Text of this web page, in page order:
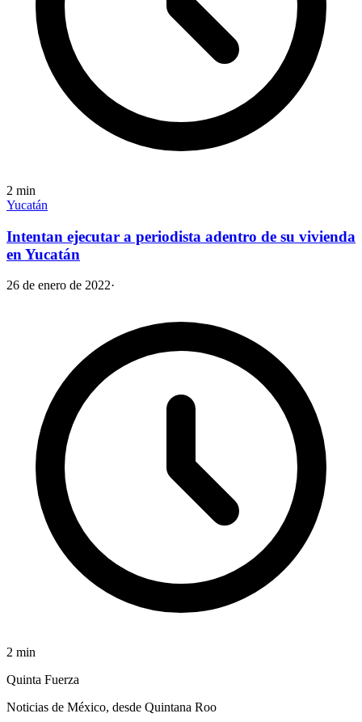
2 min
Yucatán
Intentan ejecutar a periodista adentro de su vivienda
en Yucatán
26 de enero de 2022·
2 min
Quinta Fuerza
Noticias de México, desde Quintana Roo